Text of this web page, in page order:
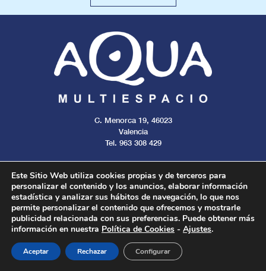
C. Menorca 19, 46023
Valencia
Tel. 963 308 429
Todos los derechos reservados. 2024.
Aviso legal Cookies Privacidad
Este Sitio Web utiliza cookies propias y de terceros para
personalizar el contenido y los anuncios, elaborar información
estadística y analizar sus hábitos de navegación, lo que nos
permite personalizar el contenido que ofrecemos y mostrarle
publicidad relacionada con sus preferencias. Puede obtener más
información en nuestra Política de Cookies - Ajustes.
Aceptar Rechazar Configurar